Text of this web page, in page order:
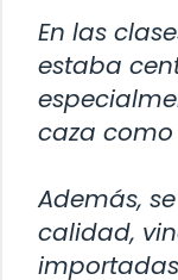
En las
estaba
caza
Además,
calidad,